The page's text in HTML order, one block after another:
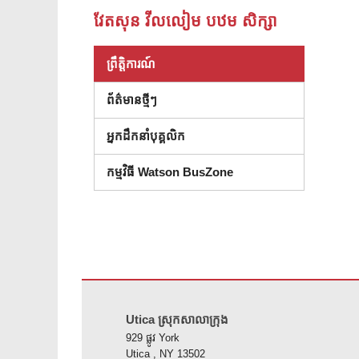
វែតសុន វីលលៀម បឋម សិក្សា
ព្រឹត្តិការណ៍
ព័ត៌មានថ្មីៗ
អ្នកដឹកនាំបុគ្គលិក
កម្មវិធី Watson BusZone
Utica ស្រុកសាលាក្រុង
929 ផ្លូវ York
Utica , NY 13502